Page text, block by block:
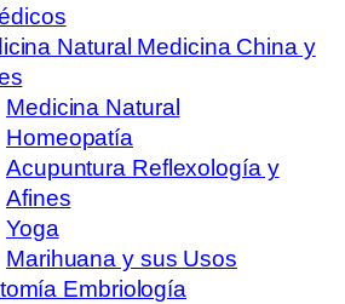
Natural Medicina China y
Medicina Natural
Homeopatía
Acupuntura Reflexología y
Afines
Yoga
Marihuana y sus Usos
Embriología